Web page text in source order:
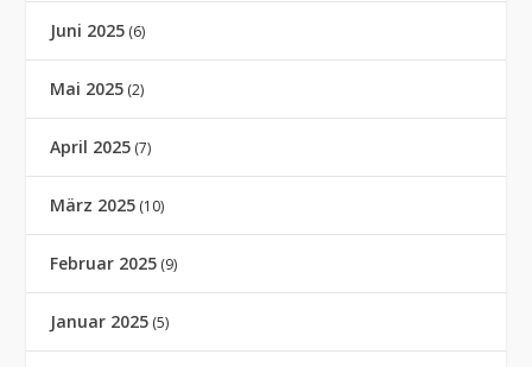
Juni 2025 (6)
Mai 2025 (2)
April 2025 (7)
März 2025 (10)
Februar 2025 (9)
Januar 2025 (5)